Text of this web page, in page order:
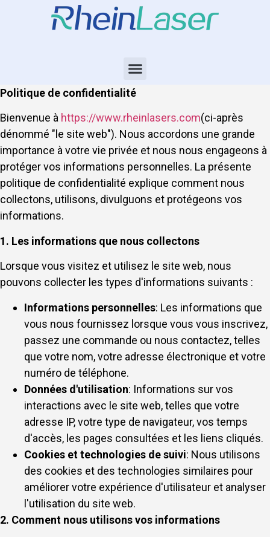
Politique de confidentialité
Bienvenue à https://www.rheinlasers.com(ci-après
dénommé "le site web"). Nous accordons une grande
importance à votre vie privée et nous nous engageons à
protéger vos informations personnelles. La présente
politique de confidentialité explique comment nous
collectons, utilisons, divulguons et protégeons vos
informations.
1. Les informations que nous collectons
Lorsque vous visitez et utilisez le site web, nous
pouvons collecter les types d'informations suivants :
Informations personnelles: Les informations que
vous nous fournissez lorsque vous vous inscrivez,
passez une commande ou nous contactez, telles
que votre nom, votre adresse électronique et votre
numéro de téléphone.
Données d'utilisation: Informations sur vos
interactions avec le site web, telles que votre
adresse IP, votre type de navigateur, vos temps
d'accès, les pages consultées et les liens cliqués.
Cookies et technologies de suivi: Nous utilisons
des cookies et des technologies similaires pour
améliorer votre expérience d'utilisateur et analyser
l'utilisation du site web.
2. Comment nous utilisons vos informations